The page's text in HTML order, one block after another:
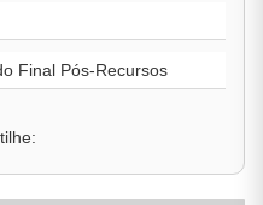
Final Pós-Recursos